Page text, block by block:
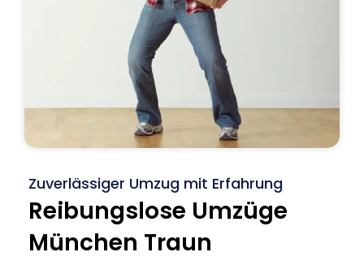
Zuverlässiger Umzug mit Erfahrung
Reibungslose Umzüge
München Traun